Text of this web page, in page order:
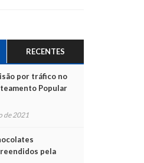
RECENTES
por tráfico no
Popular
de 2021
pela